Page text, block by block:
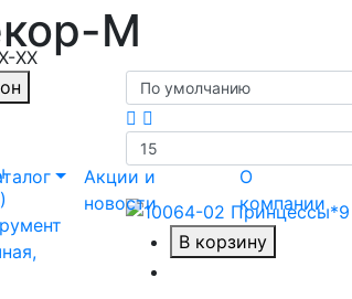
XX
Акции и
новости
О
компании
М
В корзину